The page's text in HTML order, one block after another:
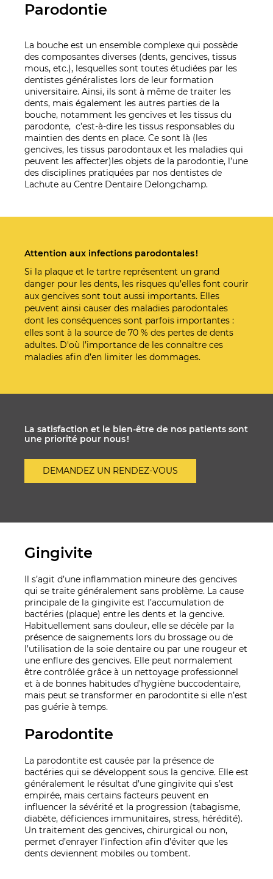
Parodontie
La bouche est un ensemble complexe qui possède
des composantes diverses (dents, gencives, tissus
mous, etc.), lesquelles sont toutes étudiées par les
dentistes généralistes lors de leur formation
universitaire. Ainsi, ils sont à même de traiter les
dents, mais également les autres parties de la
bouche, notamment les gencives et les tissus du
parodonte, c’est-à-dire les tissus responsables du
maintien des dents en place. Ce sont là (les
gencives, les tissus parodontaux et les maladies qui
peuvent les affecter)les objets de la parodontie, l’une
des disciplines pratiquées par nos dentistes de
Lachute au Centre Dentaire Delongchamp.
Attention aux infections parodontales !
Si la plaque et le tartre représentent un grand
danger pour les dents, les risques qu’elles font courir
aux gencives sont tout aussi importants. Elles
peuvent ainsi causer des maladies parodontales
dont les conséquences sont parfois importantes :
elles sont à la source de 70 % des pertes de dents
adultes. D'où l’importance de les connaître ces
maladies afin d’en limiter les dommages.
La satisfaction et le bien-être de nos patients sont
une priorité pour nous !
DEMANDEZ UN RENDEZ-VOUS
Gingivite
Il s’agit d’une inflammation mineure des gencives
qui se traite généralement sans problème. La cause
principale de la gingivite est l’accumulation de
bactéries (plaque) entre les dents et la gencive.
Habituellement sans douleur, elle se décèle par la
présence de saignements lors du brossage ou de
l’utilisation de la soie dentaire ou par une rougeur et
une enflure des gencives. Elle peut normalement
être contrôlée grâce à un nettoyage professionnel
et à de bonnes habitudes d’hygiène buccodentaire,
mais peut se transformer en parodontite si elle n’est
pas guérie à temps.
Parodontite
La parodontite est causée par la présence de
bactéries qui se développent sous la gencive. Elle est
généralement le résultat d’une gingivite qui s’est
empirée, mais certains facteurs peuvent en
influencer la sévérité et la progression (tabagisme,
diabète, déficiences immunitaires, stress, hérédité).
Un traitement des gencives, chirurgical ou non,
permet d’enrayer l’infection afin d’éviter que les
dents deviennent mobiles ou tombent.